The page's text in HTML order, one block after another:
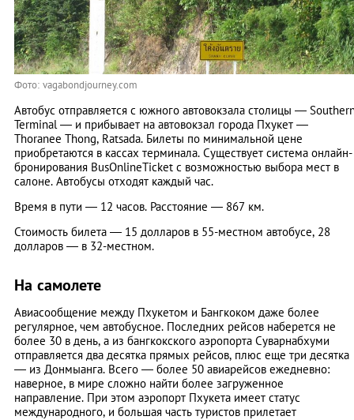
Фото: vagabondjourney.com
Автобус отправляется с южного автовокзала столицы —
Terminal — и прибывает на автовокзал города Пхукет —
Thoranee Thong, Ratsada. Билеты по минимальной цене
приобретаются в кассах терминала. Существует система онлайн-
бронирования BusOnlineTicket с возможностью выбора мест в
салоне. Автобусы отходят каждый час.
Время в пути — 12 часов. Расстояние — 867 км.
Стоимость билета — 15 долларов в 55-местном автобусе, 28
долларов — в 32-местном.
На самолете
Авиасообщение между Пхукетом и Бангкоком даже более
регулярное, чем автобусное. Последних рейсов наберется не
более 30 в день, а из бангкокского аэропорта Суварнабхуми
отправляется два десятка прямых рейсов, плюс еще три десятка
— из Донмыанга. Всего — более 50 авиарейсов ежедневно:
наверное, в мире сложно найти более загруженное
направление. При этом аэропорт Пхукета имеет статус
международного, и большая часть туристов прилетает